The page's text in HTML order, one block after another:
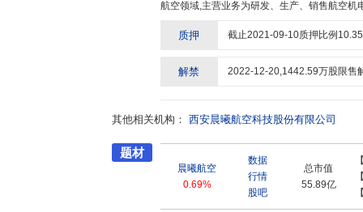
航空领域,主营业务为研发、生产、销售航空
提供了十余个系列,数千套产品装机使用,为军
障,为部队日常训练、演习演练、驻训打靶任
转台实验室、仿真实验室、发动机半物理仿真
在军品研制这个特殊环境里,晨曦充分发挥民
剂的方式广泛合作高效发展。晨曦响应国家
营机制,为航空业发展带来了新的思路并使客
质押 截止2021-09-10质押比例 10.35
解禁 2022-12-20,1442.59万股限售
其他相关机构： 西安晨曦航空科技股份有限公司
题材
晨曦航空
0.69%
数据
行情
股吧
总市值
55.89亿